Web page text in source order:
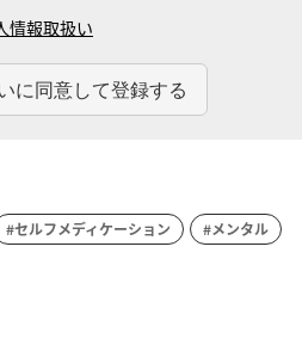
情報取扱い
#セルフメディケーション
#メンタル